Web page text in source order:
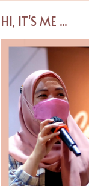
HI, IT'S ME ...